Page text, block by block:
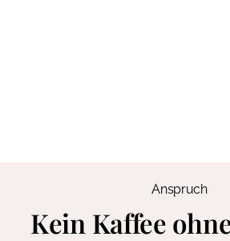
Anspruch
Kein Kaffee